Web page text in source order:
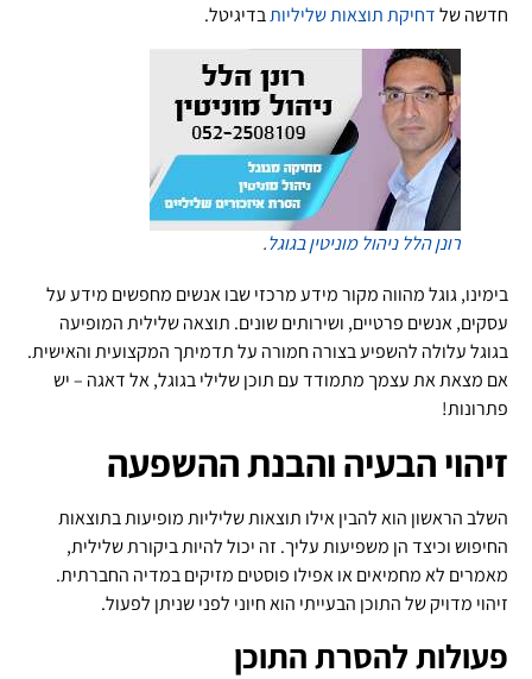
חדשה שלדחיקת תוצאות שליליותבדיגיטל.
רונן הלל ניהול מוניטין בגוגל.
בימינו, גוגל מהווה מקור מידע מרכזי שבו אנשים מחפשים מידע על
עסקים, אנשים פרטיים, ושירותים שונים. תוצאה שלילית המופיעה
בגוגל עלולה להשפיע בצורה חמורה על תדמיתך המקצועית והאישית.
אם מצאת את עצמך מתמודד עם תוכן שלילי בגוגל, אל דאגה – יש
פתרונות!
זיהוי הבעיה והבנת ההשפעה
השלב הראשון הוא להבין אילו תוצאות שליליות מופיעות בתוצאות
החיפוש וכיצד הן משפיעות עליך. זה יכול להיות ביקורת שלילית,
מאמרים לא מחמיאים או אפילו פוסטים מזיקים במדיה החברתית.
זיהוי מדויק של התוכן הבעייתי הוא חיוני לפני שניתן לפעול.
פעולות להסרת התוכן